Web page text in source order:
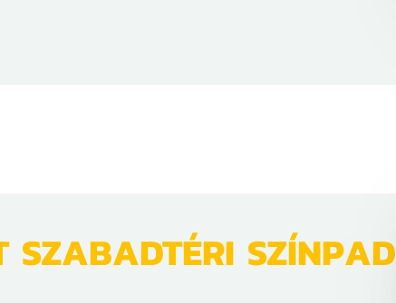
SZABADTÉRI SZÍNPAD